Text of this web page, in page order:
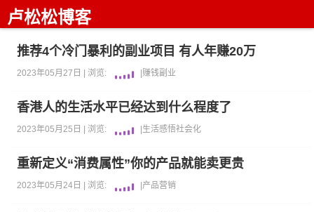
卢松松博客
推荐4个冷门暴利的副业项目 有人年赚20万
2023年05月27日 | 浏览: 赚钱副业
香港人的生活水平已经达到什么程度了
2023年05月25日 | 浏览: 生活感悟社会化
重新定义“消费属性”你的产品就能卖更贵
2023年05月24日 | 浏览: 产品营销